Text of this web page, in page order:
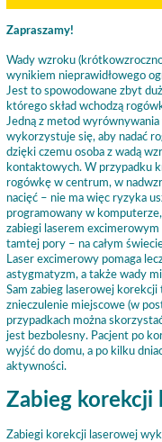
Zapraszamy!
Wady wzroku
wynikiem nieprawidłowego
Jest to spowodowane zbyt
którego skład wchodzą
Jedną z metod
wykorzystuje się, aby nadać
dzięki czemu osoba z wadą
kontaktowych. W przypadku
rogówkę w centrum, w
nacięć – nie ma więc ryzyka
programowany w
zabiegi laserem
tamtej pory – na całym
Laser excimerowy pomaga
astygmatyzm, a także wady
Sam zabieg laserowej
znieczulenie miejscowe (w
przypadkach można
jest bezbolesny. Pacjent po
wyjść do domu, a po kilku
aktywności.
Zabieg korekcji
Zabiegi korekcji laserowej